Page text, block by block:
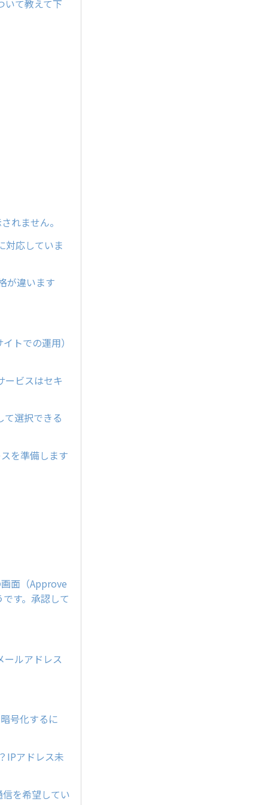
いて教えて下
れません。
対応していま
が違います
トでの運用）
ービスはセキ
て選択できる
を準備します
面（Approve
す。承認して
ールアドレス
号化するに
IPアドレス未
を希望してい